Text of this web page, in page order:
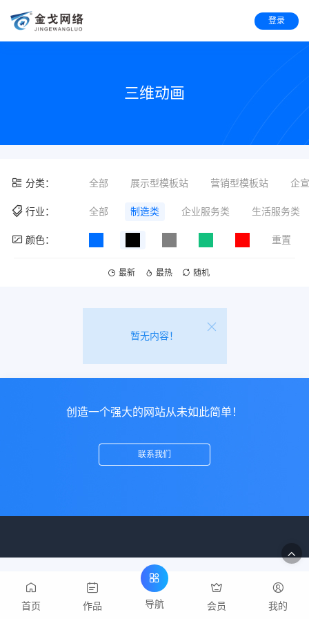
登录
三维动画
分类： 全部 展示型模板站 营销型模板站 企
行业： 全部 制造类 企业服务类 生活服务类
颜色： 重置
最新 最热 随机
暂无内容！
创造一个强大的网站从未如此简单！
联系我们
首页 作品 导航 会员 我的